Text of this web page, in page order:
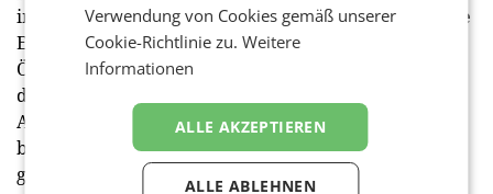
insgesamt sechs Teilen bietet sie so noch nie gesehene
Einblicke rund um die erfolgreiche Qualifikation des
ÖFB-Teams zur EM 2024 in Deutschland. Zum Auftakt
der Serie begleitet die Doku David Alaba, Marko
Arnautovic, Marcel Sabitzer und ihre Teamkollegen
bei den ersten Herausforderungen der Qualifikation
gegen Aserbaidschan und Estland. Der zweite Teil
Verwendung von Cookies gemäß unserer
Cookie-Richtlinie zu.Weitere
Informationen
ALLE AKZEPTIEREN
ALLE ABLEHNEN